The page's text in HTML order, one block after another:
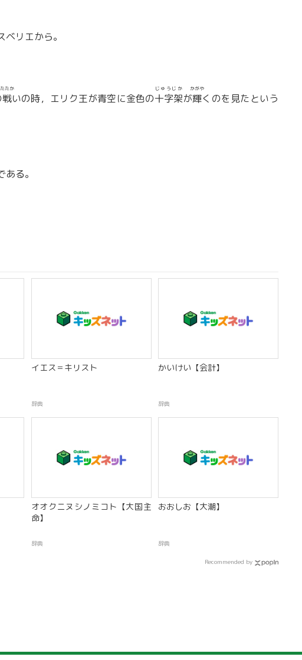
リエから。
戦
たたか
いの時，エリク王が青空に金色の十字架
じゅうじか
が輝
かがや
くのを見たという
ある。
イエス＝キリスト
辞典
かいけい【会計】
辞典
オオクニヌシノミコト【大国主
命】
辞典
おおしお【大潮】
辞典
Recommended by